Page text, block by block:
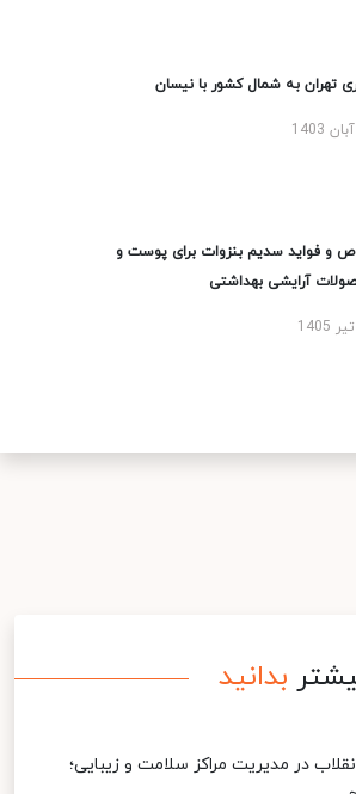
تهران به شمال کشور با نیسان
و فواید سدیم بنزوات برای پوست و
آرایشی بهداشتی
بدانید
در مدیریت مراکز سلامت و زیبایی؛